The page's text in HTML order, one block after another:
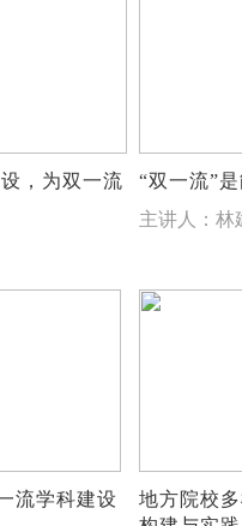
，为双一流
“双一流”
主讲人：林
流学科建设
地方院校